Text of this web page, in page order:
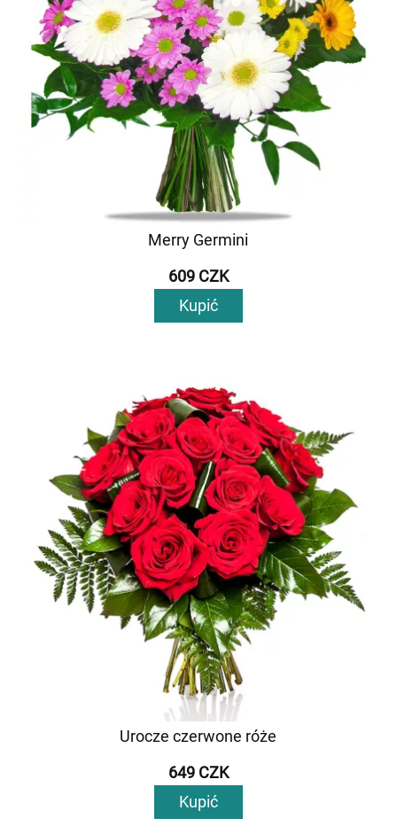
Merry Germini
609 CZK
Kupić
Urocze czerwone róże
649 CZK
Kupić